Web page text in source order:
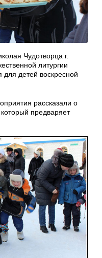
Чудотворца г.
литургии
для детей воскресной
рассказали о
, который предваряет